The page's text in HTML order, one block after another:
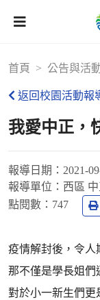
首頁 公告與活
返回校園活動報
我愛中正，
報導日期： 2021-
報導單位： 西區
點閱數： 747
疫情解封後，令人
那不僅是學長姐
對於小一新生們更